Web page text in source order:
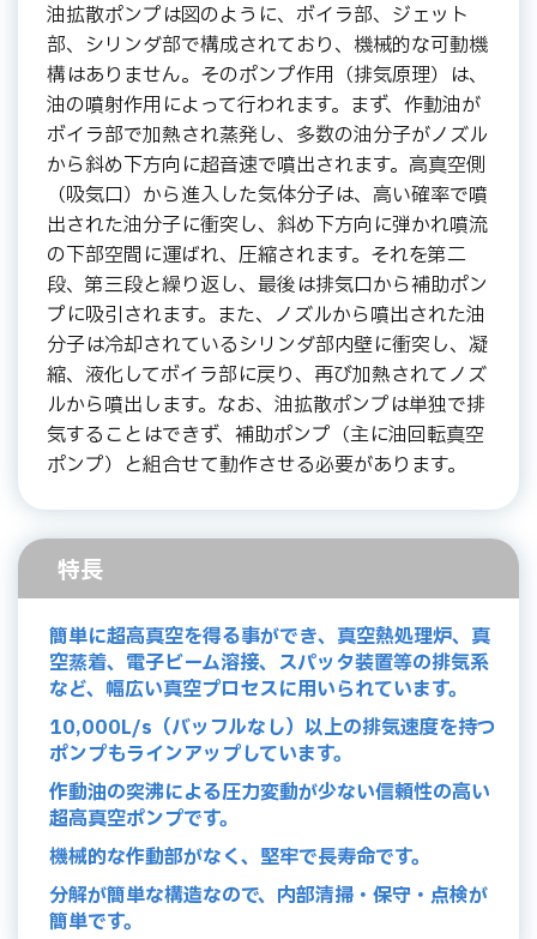
油拡散ポンプは図のように、ボイラ部、ジェット
部、シリンダ部で構成されており、機械的な可動機
構はありません。そのポンプ作用（排気原理）は、
油の噴射作用によって行われます。まず、作動油が
ボイラ部で加熱され蒸発し、多数の油分子がノズル
から斜め下方向に超音速で噴出されます。高真空側
（吸気口）から進入した気体分子は、高い確率で噴
出された油分子に衝突し、斜め下方向に弾かれ噴流
の下部空間に運ばれ、圧縮されます。それを第二
段、第三段と繰り返し、最後は排気口から補助ポン
プに吸引されます。また、ノズルから噴出された油
分子は冷却されているシリンダ部内壁に衝突し、凝
縮、液化してボイラ部に戻り、再び加熱されてノズ
ルから噴出します。なお、油拡散ポンプは単独で排
気することはできず、補助ポンプ（主に油回転真空
ポンプ）と組合せて動作させる必要があります。
特長
簡単に超高真空を得る事ができ、真空熱処理炉、真
空蒸着、電子ビーム溶接、スパッタ装置等の排気系
など、幅広い真空プロセスに用いられています。
10,000L/s（バッフルなし）以上の排気速度を持つ
ポンプもラインアップしています。
作動油の突沸による圧力変動が少ない信頼性の高い
超高真空ポンプです。
機械的な作動部がなく、堅牢で長寿命です。
分解が簡単な構造なので、内部清掃・保守・点検が
簡単です。